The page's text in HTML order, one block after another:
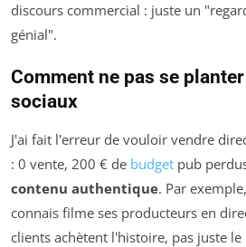
discours commercial : juste un
génial".
Comment ne pas se
sociaux
J'ai fait l'erreur de vouloir vendre
: 0 vente, 200 € de budget pub
contenu authentique. Par
connais filme ses producteurs en
clients achètent l'histoire, pas juste